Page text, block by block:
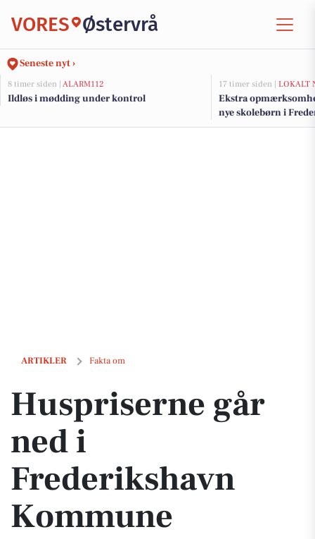
VORES Østervrå
Seneste nyt ›
8 timer siden | ALARM112
Ildløs i mødding under kontrol
17 timer siden | LOKALT
Ekstra
nye skolebørn i
efter sommerferien
ARTIKLER Fakta om
Huspriserne går ned i Frederikshavn Kommune
Huspriserne går
ned i
Frederikshavn
Kommune